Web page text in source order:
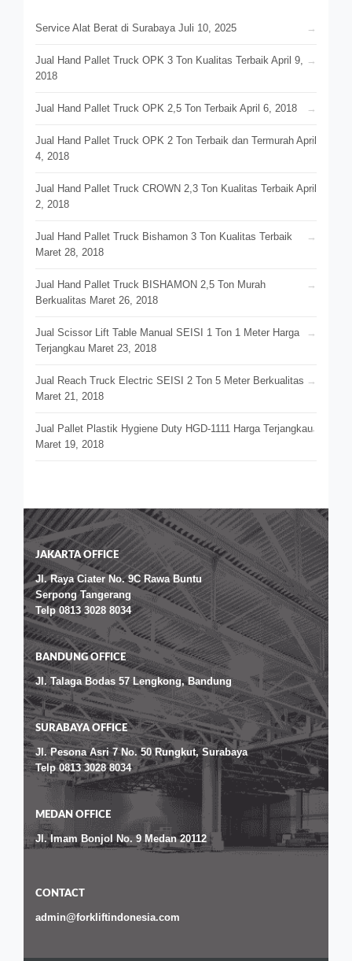
Service Alat Berat di Surabaya Juli 10, 2025
Jual Hand Pallet Truck OPK 3 Ton Kualitas Terbaik April 9,
2018
Jual Hand Pallet Truck OPK 2,5 Ton Terbaik April 6, 2018
Jual Hand Pallet Truck OPK 2 Ton Terbaik dan Termurah April
4, 2018
Jual Hand Pallet Truck CROWN 2,3 Ton Kualitas Terbaik April
2, 2018
Jual Hand Pallet Truck Bishamon 3 Ton Kualitas Terbaik
Maret 28, 2018
Jual Hand Pallet Truck BISHAMON 2,5 Ton Murah
Berkualitas Maret 26, 2018
Jual Scissor Lift Table Manual SEISI 1 Ton 1 Meter Harga
Terjangkau Maret 23, 2018
Jual Reach Truck Electric SEISI 2 Ton 5 Meter Berkualitas
Maret 21, 2018
Jual Pallet Plastik Hygiene Duty HGD-1111 Harga Terjangkau
Maret 19, 2018
JAKARTA OFFICE
Jl. Raya Ciater No. 9C Rawa Buntu
Serpong Tangerang
Telp 0813 3028 8034
BANDUNG OFFICE
Jl. Talaga Bodas 57 Lengkong, Bandung
SURABAYA OFFICE
Jl. Pesona Asri 7 No. 50 Rungkut, Surabaya
Telp 0813 3028 8034
MEDAN OFFICE
Jl. Imam Bonjol No. 9 Medan 20112
CONTACT
admin@forkliftindonesia.com